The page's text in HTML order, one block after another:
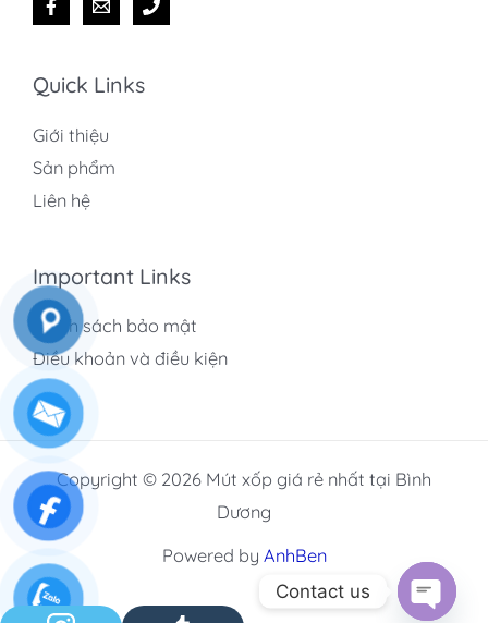
Quick Links
Giới thiệu
Sản phẩm
Liên hệ
Important Links
Chính sách bảo mật
Điều khoản và điều kiện
Copyright © 2026 Mút xốp giá rẻ nhất tại Bình
Dương
Powered by AnhBen
Contact us